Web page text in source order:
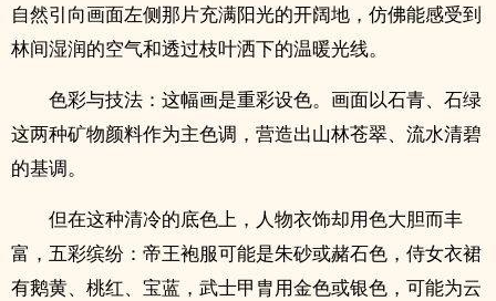
自然引向画面左侧那片充满阳光的开阔地，仿佛能感受到
林间湿润的空气和透过枝叶洒下的温暖光线。
色彩与技法：这幅画是重彩设色。画面以石青、石绿
这两种矿物颜料作为主色调，营造出山林苍翠、流水清碧
的基调。
但在这种清冷的底色上，人物衣饰却用色大胆而丰
富，五彩缤纷：帝王袍服可能是朱砂或赭石色，侍女衣裙
有鹅黄、桃红、宝蓝，武士甲胄用金色或银色，可能为云